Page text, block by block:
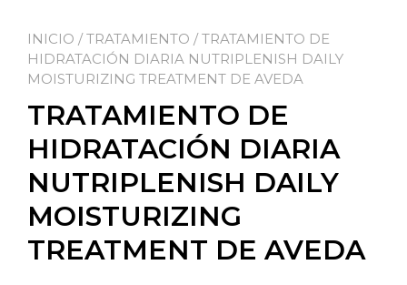
INICIO /TRATAMIENTO / TRATAMIENTO DE
HIDRATACIÓN DIARIA NUTRIPLENISH DAILY
MOISTURIZING TREATMENT DE AVEDA
TRATAMIENTO DE
HIDRATACIÓN DIARIA
NUTRIPLENISH DAILY
MOISTURIZING
TREATMENT DE AVEDA